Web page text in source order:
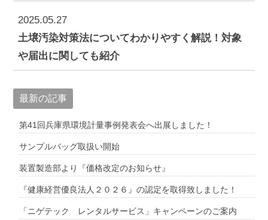
2025.05.27
土壌汚染対策法についてわかりやすく解説！対象
や届出に関しても紹介
最新の記事
第41回兵庫県環境計量事例発表会へ出展しました！
サンプルバッグ取扱い開始
装置製造部より『価格改定のお知らせ』
『健康経営優良法人２０２６』の認定を取得致しました！
「ニゲテック レンタルサービス」キャンペーンのご案内